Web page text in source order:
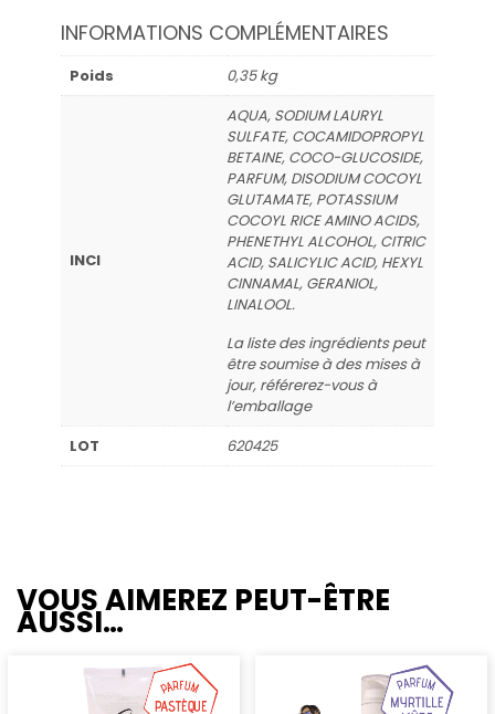
INFORMATIONS COMPLÉMENTAIRES
Poids 0,35 kg
INCI
AQUA, SODIUM LAURYL
SULFATE, COCAMIDOPROPYL
BETAINE, COCO-GLUCOSIDE,
PARFUM, DISODIUM COCOYL
GLUTAMATE, POTASSIUM
COCOYL RICE AMINO ACIDS,
PHENETHYL ALCOHOL, CITRIC
ACID, SALICYLIC ACID, HEXYL
CINNAMAL, GERANIOL,
LINALOOL.
La liste des ingrédients peut
être soumise à des mises à
jour, référerez-vous à
l’emballage
LOT
620425
VOUS AIMEREZ PEUT-ÊTRE
AUSSI…